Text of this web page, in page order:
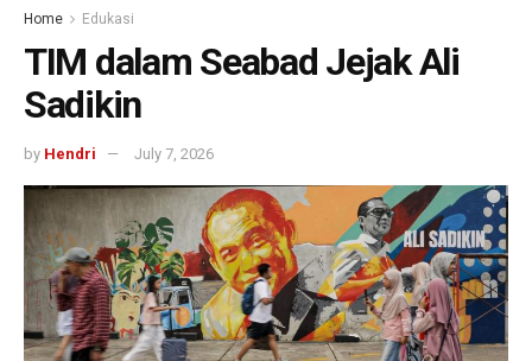
Home Edukasi
TIM dalam Seabad Jejak Ali
Sadikin
by Hendri July 7, 2026